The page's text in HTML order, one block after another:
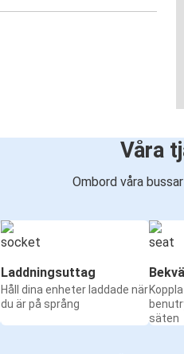
Våra
Ombord våra
Laddningsuttag
Håll dina enheter laddade när
du är på språng
säten